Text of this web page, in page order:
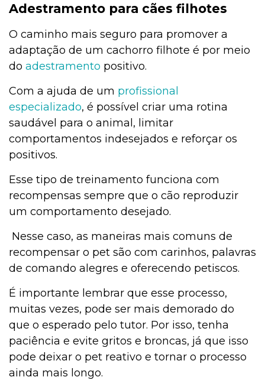
Adestramento para cães filhotes
O caminho mais seguro para promover a
adaptação de um cachorro filhote é por meio
do adestramento positivo.
Com a ajuda de um profissional
especializado, é possível criar uma rotina
saudável para o animal, limitar
comportamentos indesejados e reforçar os
positivos.
Esse tipo de treinamento funciona com
recompensas sempre que o cão reproduzir
um comportamento desejado.
Nesse caso, as maneiras mais comuns de
recompensar o pet são com carinhos, palavras
de comando alegres e oferecendo petiscos.
É importante lembrar que esse processo,
muitas vezes, pode ser mais demorado do
que o esperado pelo tutor. Por isso, tenha
paciência e evite gritos e broncas, já que isso
pode deixar o pet reativo e tornar o processo
ainda mais longo.